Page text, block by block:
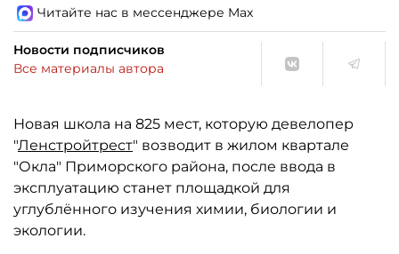
Читайте нас в мессенджере Max
Новости подписчиков
Все материалы автора
Новая школа на 825 мест, которую девелопер
"Ленстройтрест" возводит в жилом квартале
"Окла" Приморского района, после ввода в
эксплуатацию станет площадкой для
углублённого изучения химии, биологии и
экологии.